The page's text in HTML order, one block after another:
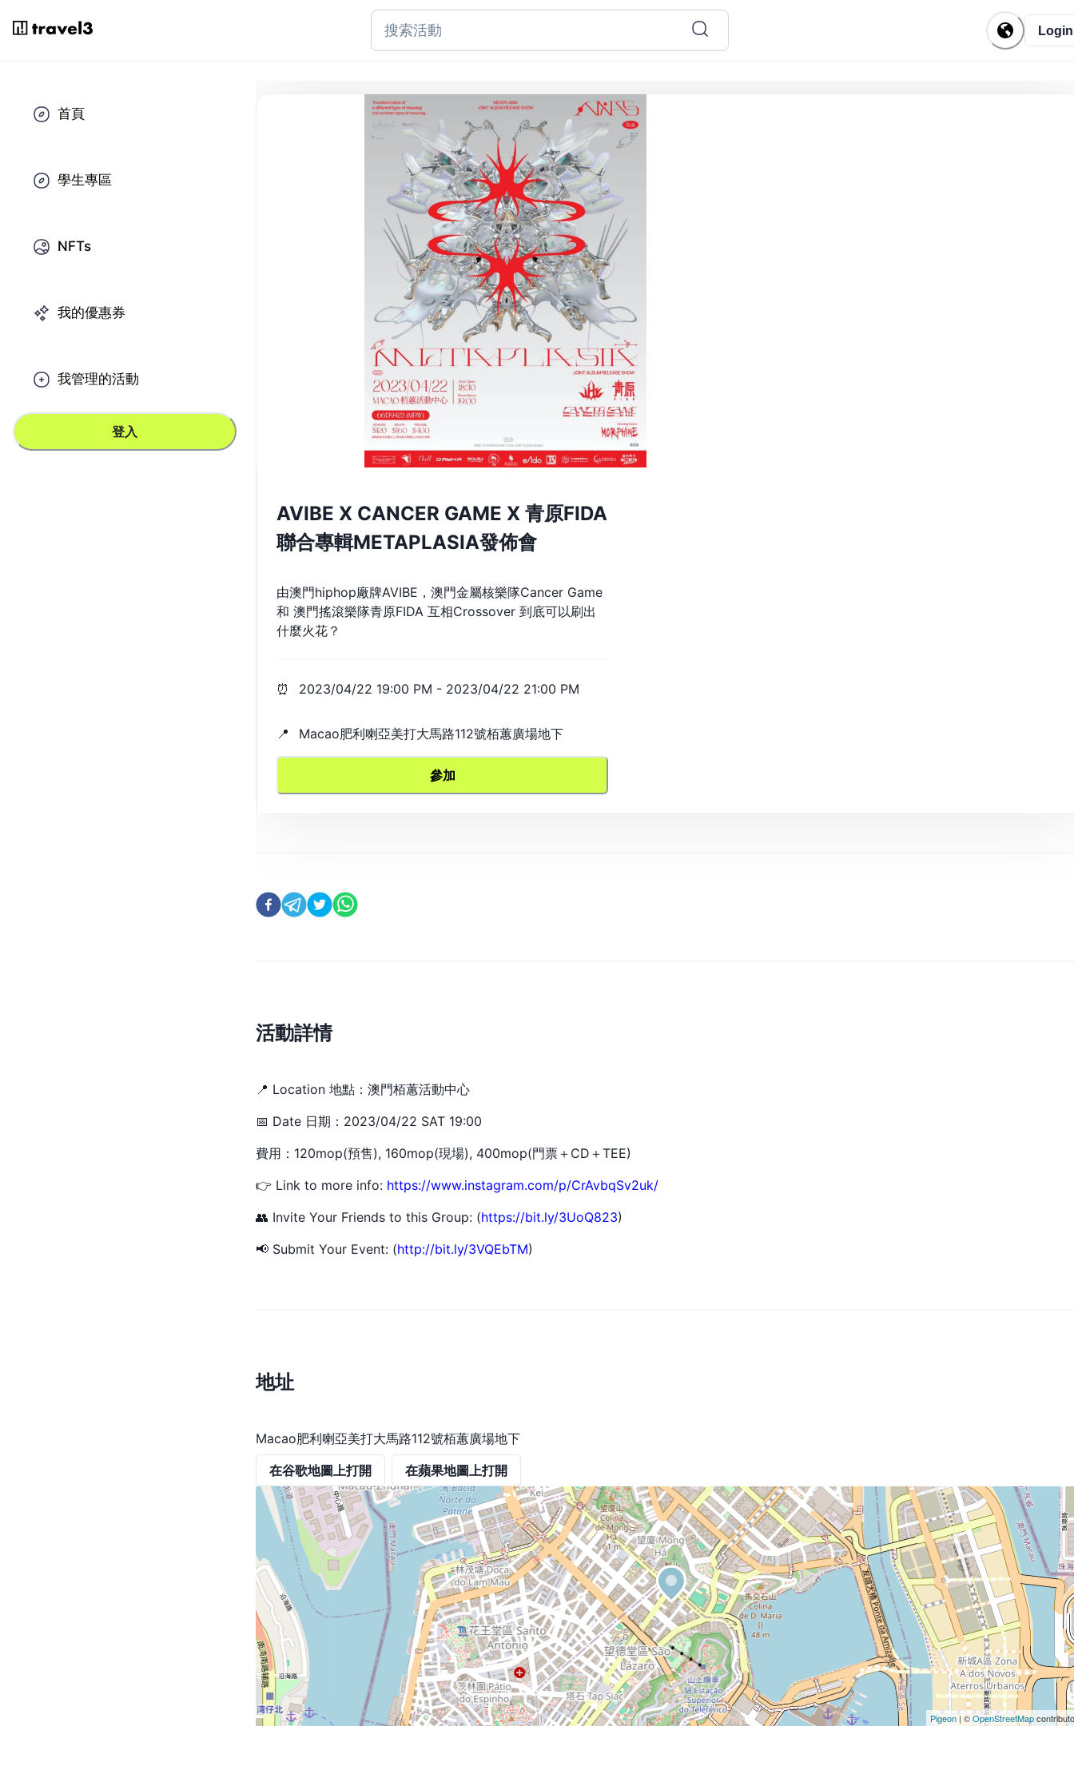
Login
首頁
學生專區
NFTs
我的優惠券
我管理的活動
登入
AVIBE X CANCER GAME X 青原FIDA
聯合專輯METAPLASIA發佈會
由澳門hiphop廠牌AVIBE，澳門金屬核樂隊Cancer Game
和 澳門搖滾樂隊青原FIDA 互相Crossover 到底可以刷出
什麼火花？
⏰ 2023/04/22 19:00 PM - 2023/04/22 21:00 PM
📍 Macao肥利喇亞美打大馬路112號栢蕙廣場地下
參加
活動詳情
📍 Location 地點：澳門栢蕙活動中心
📅 Date 日期：2023/04/22 SAT 19:00
費用：120mop(預售), 160mop(現場), 400mop(門票＋CD＋TEE)
👉 Link to more info: https://www.instagram.com/p/CrAvbqSv2uk/
👥 Invite Your Friends to this Group: (https://bit.ly/3UoQ823)
📢 Submit Your Event: (http://bit.ly/3VQEbTM)
地址
Macao肥利喇亞美打大馬路112號栢蕙廣場地下
在谷歌地圖上打開 在蘋果地圖上打開
Pigeon | ©OpenStreetMap